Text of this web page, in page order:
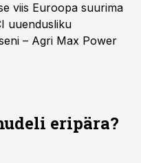
viis Euroopa suurima
uuendusliku
– Agri Max Power
eripära?